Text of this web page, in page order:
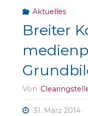
Aktuelles
Breiter
Von
31. März 2014